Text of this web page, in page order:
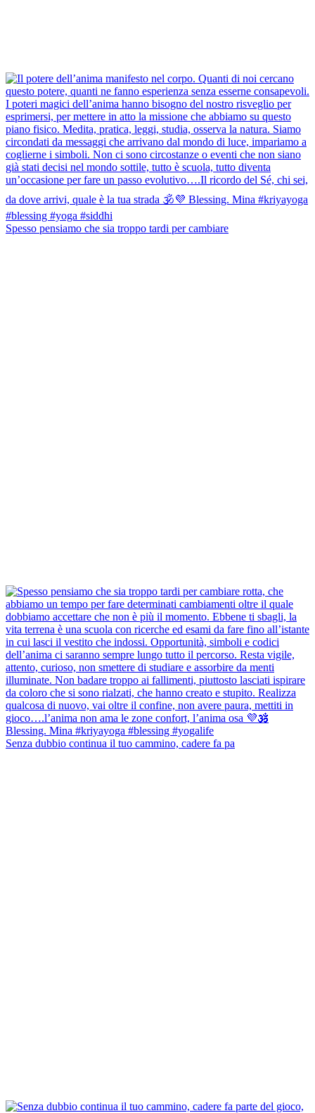
Spesso pensiamo che sia troppo tardi per cambiare
Senza dubbio continua il tuo cammino, cadere fa pa